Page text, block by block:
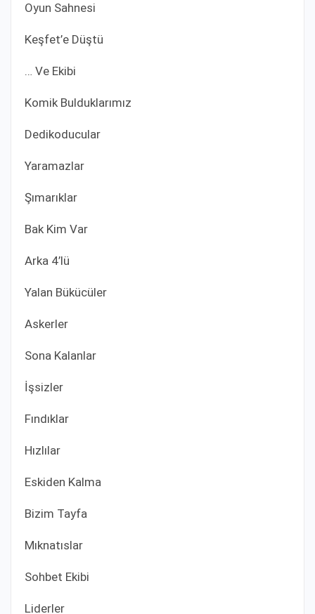
Oyun Sahnesi
Keşfet’e Düştü
… Ve Ekibi
Komik Bulduklarımız
Dedikoducular
Yaramazlar
Şımarıklar
Bak Kim Var
Arka 4’lü
Yalan Bükücüler
Askerler
Sona Kalanlar
İşsizler
Fındıklar
Hızlılar
Eskiden Kalma
Bizim Tayfa
Mıknatıslar
Sohbet Ekibi
Liderler